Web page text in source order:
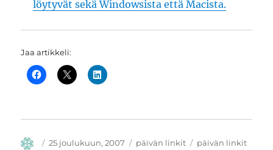
löytyvät sekä Windowsista että Macista.
Jaa artikkeli:
Kirjoittaja
Julkaistu
25 joulukuun, 2007 Kategoriat
päivän linkit Avainsanat
päivän linkit